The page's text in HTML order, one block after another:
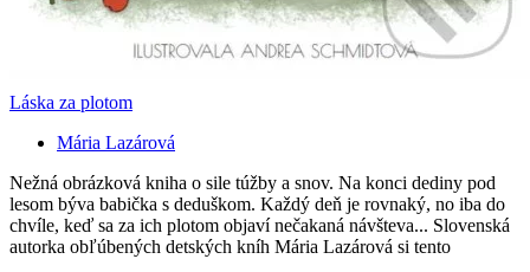
Láska za plotom
Mária Lazárová
Nežná obrázková kniha o sile túžby a snov. Na konci dediny pod
lesom býva babička s deduškom. Každý deň je rovnaký, no iba do
chvíle, keď sa za ich plotom objaví nečakaná návšteva... Slovenská
autorka obľúbených detských kníh Mária Lazárová si tento